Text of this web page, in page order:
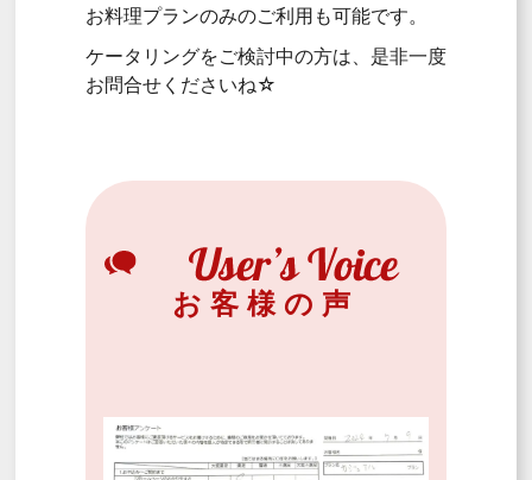
お料理プランのみのご利用も可能です。
ケータリングをご検討中の方は、是非一度
お問合せくださいね☆
お客様の声